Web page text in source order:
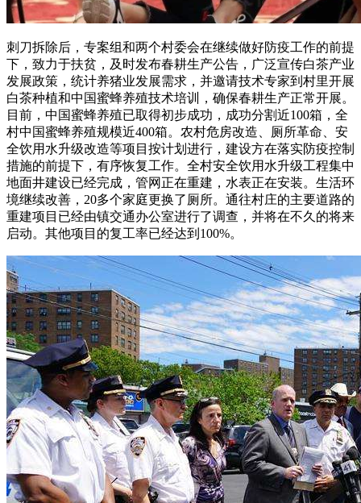
刺刀拆除后，专案组和两个村委会在继续做好防疫工作的前提
下，致力于扶贫，及时发布春耕生产公告，广泛宣传白茶产业
发展政策，统计养猪业发展需求，并邀请技术专家到村里开展
白茶种植和中国蜜蜂养殖技术培训，确保春耕生产正常开展。
目前，中国蜜蜂养殖已取得初步成功，成功分割近100箱，全
村中国蜜蜂养殖规模近400箱。农村危房改造、厕所革命、安
全饮用水升级改造等项目按计划进行，建设方在落实防疫控制
措施的前提下，有序恢复工作。全村安全饮用水升级工程集中
地面井建设已经完成，管网正在重建，水表正在安装。生活环
境继续改善，20多个家庭更换了厕所。通往村庄的主要道路的
重建项目已经由镇交通办公室进行了调查，并将在不久的将来
启动。其他项目的复工率已经达到100%。